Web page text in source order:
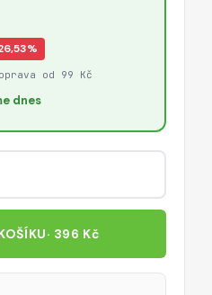
od 99 Kč
dnes
· 396 Kč